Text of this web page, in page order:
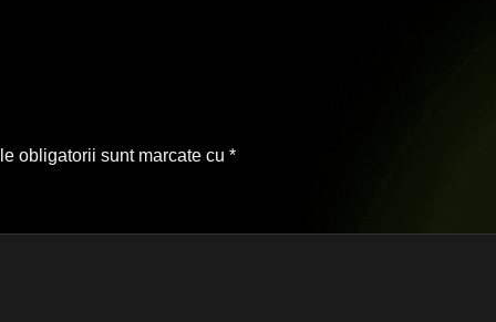
obligatorii sunt marcate cu *